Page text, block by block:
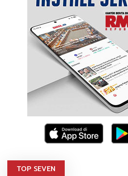
TOP SEVEN